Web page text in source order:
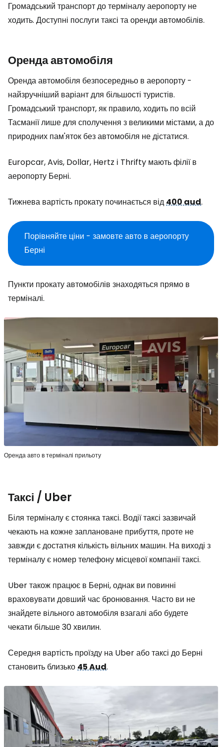
Громадський транспорт до терміналу аеропорту не
ходить. Доступні послуги таксі та оренди автомобілів.
Оренда автомобіля
Оренда автомобіля безпосередньо в аеропорту -
найзручніший варіант для більшості туристів.
Громадський транспорт, як правило, ходить по всій
Тасманії лише для сполучення з великими містами, а до
природних пам'яток без автомобіля не дістатися.
Europcar, Avis, Dollar, Hertz і Thrifty мають філії в
аеропорту Берні.
Тижнева вартість прокату починається від400 aud.
Порівняйте ціни - замовте авто в аеропорту
Берні
Пункти прокату автомобілів знаходяться прямо в
терміналі.
Оренда авто в терміналі прильоту
Таксі / Uber
Біля терміналу є стоянка таксі. Водії таксі зазвичай
чекають на кожне заплановане прибуття, проте не
завжди є достатня кількість вільних машин. На виході з
терміналу є номер телефону місцевої компанії таксі.
Uber також працює в Берні, однак ви повинні
враховувати довший час бронювання. Часто ви не
знайдете вільного автомобіля взагалі або будете
чекати більше 30 хвилин.
Середня вартість проїзду на Uber або таксі до Берні
становить близько45 Aud.